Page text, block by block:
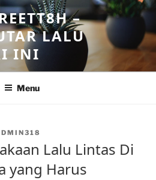
–
LALU
INI
Menu
Lalu Lintas Di
yang Harus